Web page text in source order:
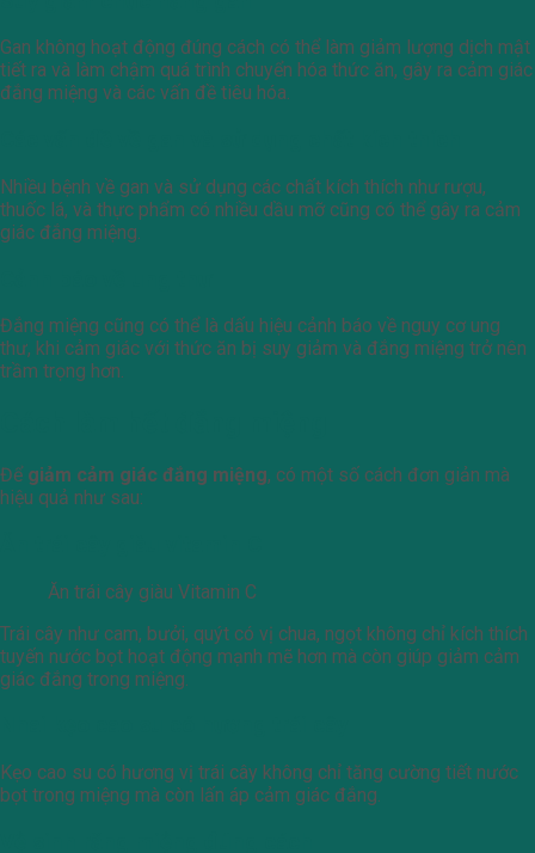
Gan không hoạt động đúng cách có thể làm giảm lượng dịch mật
tiết ra và làm chậm quá trình chuyển hóa thức ăn, gây ra cảm giác
đắng miệng và các vấn đề tiêu hóa.
Nhiều bệnh về gan và sử dụng các chất kích thích như rượu,
thuốc lá, và thực phẩm có nhiều dầu mỡ cũng có thể gây ra cảm
giác đắng miệng.
Đắng miệng cũng có thể là dấu hiệu cảnh báo về nguy cơ ung
thư, khi cảm giác với thức ăn bị suy giảm và đắng miệng trở nên
trầm trọng hơn.
Để giảm cảm giác đắng miệng, có một số cách đơn giản mà
hiệu quả như sau:
Ăn trái cây giàu Vitamin C
Trái cây như cam, bưởi, quýt có vị chua, ngọt không chỉ kích thích
tuyến nước bọt hoạt động mạnh mẽ hơn mà còn giúp giảm cảm
giác đắng trong miệng.
Kẹo cao su có hương vị trái cây không chỉ tăng cường tiết nước
bọt trong miệng mà còn lấn áp cảm giác đắng.